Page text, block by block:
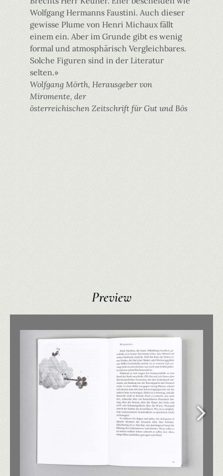
Wolfgang Hermanns Faustini. Auch dieser
gewisse Plume von Henri Michaux fällt
einem ein. Aber im Grunde gibt es wenig
formal und atmosphärisch Vergleichbares.
Solche Figuren sind in der Literatur
selten.»
Wolfgang Mörth, Herausgeber von
Miromente, der
österreichischen Zeitschrift für Gut und Bös
Preview